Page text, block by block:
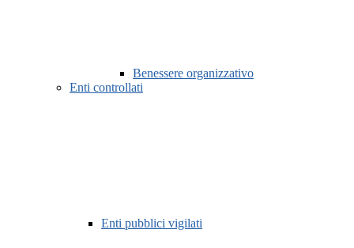
Benessere organizzativo
Enti controllati
Enti pubblici vigilati